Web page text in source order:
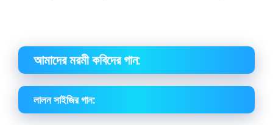
আমাদের মরমী কবিদের গান:
লালন সাইজির গান: